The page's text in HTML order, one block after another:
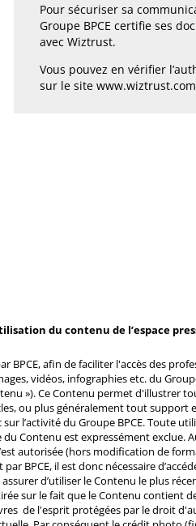
Pour sécuriser sa
Groupe BPCE certifie ses
avec Wiztrust.
Vous pouvez en vérifier
sur le site www.wiztrust.com
du contenu de l’espace
BPCE, afin de faciliter l'accès des
vidéos, infographies etc. du
»). Ce Contenu permet d'illustrer
ou plus généralement tout support
l’activité du Groupe BPCE. Toute
Contenu est expressément exclue.
autorisée (hors modification de
BPCE, il est donc nécessaire
d’utiliser le Contenu le plus
sur le fait que le Contenu contient
de l'esprit protégées par le droit